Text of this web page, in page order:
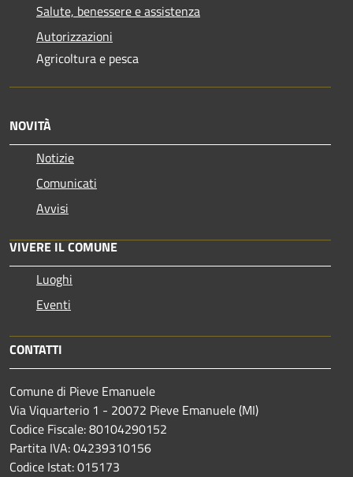
Salute, benessere e assistenza
Autorizzazioni
Agricoltura e pesca
NOVITÀ
Notizie
Comunicati
Avvisi
VIVERE IL COMUNE
Luoghi
Eventi
CONTATTI
Comune di Pieve Emanuele
Via Viquarterio 1 - 20072 Pieve Emanuele (MI)
Codice Fiscale: 80104290152
Partita IVA: 04239310156
Codice Istat: 015173